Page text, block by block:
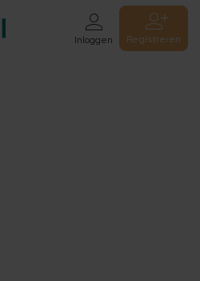
Inloggen Registreren